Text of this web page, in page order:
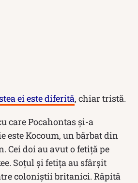
ei este diferită, chiar tristă.
care Pocahontas și-a
este Kocoum, un bărbat din
Cei doi au avut o fetiță pe
Soțul și fetița au sfârșit
coloniștii britanici. Răpită